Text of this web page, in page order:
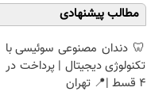
مطالب پیشنهادی
🦷 دندان مصنوعی سوئیسی با
تکنولوژی دیجیتال | پرداخت در
4 قسط |📍 تهران